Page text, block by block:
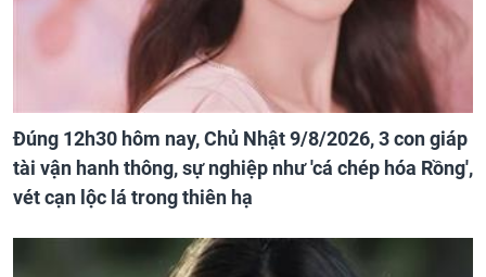
Đúng 12h30 hôm nay, Chủ Nhật 9/8/2026, 3 con giáp
tài vận hanh thông, sự nghiệp như 'cá chép hóa Rồng',
vét cạn lộc lá trong thiên hạ